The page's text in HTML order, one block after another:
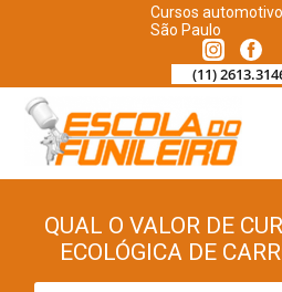
Cursos
São Paulo
(11)
QUAL O VALOR DE
ECOLÓGICA DE